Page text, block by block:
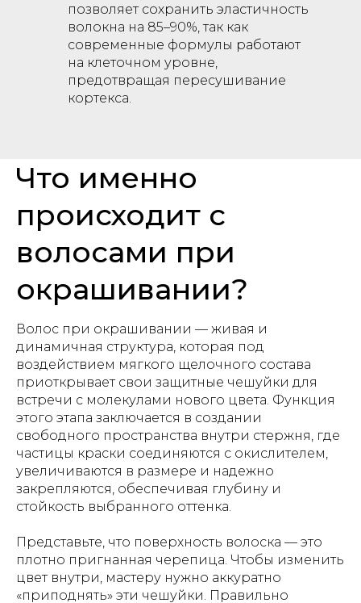
позволяет сохранить эластичность
волокна на 85–90%, так как
современные формулы работают
на клеточном уровне,
предотвращая пересушивание
кортекса.
Что именно
происходит с
волосами при
окрашивании?
Волос при окрашивании — живая и
динамичная структура, которая под
воздействием мягкого щелочного состава
приоткрывает свои защитные чешуйки для
встречи с молекулами нового цвета. Функция
этого этапа заключается в создании
свободного пространства внутри стержня, где
частицы краски соединяются с окислителем,
увеличиваются в размере и надежно
закрепляются, обеспечивая глубину и
стойкость выбранного оттенка.
Представьте, что поверхность волоска — это
плотно пригнанная черепица. Чтобы изменить
цвет внутри, мастеру нужно аккуратно
«приподнять» эти чешуйки. Правильно